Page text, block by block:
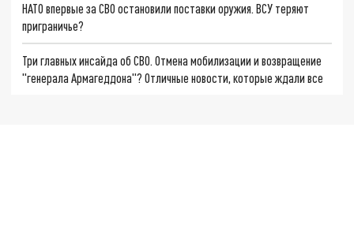
НАТО впервые за СВО остановили поставки оружия. ВСУ теряют
приграничье?
Три главных инсайда об СВО. Отмена мобилизации и возвращение
"генерала Армагеддона"? Отличные новости, которые ждали все